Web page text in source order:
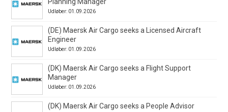
Udløber: 01.09.2026
(DE) Maersk Air Cargo seeks a Licensed Aircraft
Engineer
Udløber: 01.09.2026
(DK) Maersk Air Cargo seeks a Flight Support
Manager
Udløber: 01.09.2026
(DK) Maersk Air Cargo seeks a People Advisor